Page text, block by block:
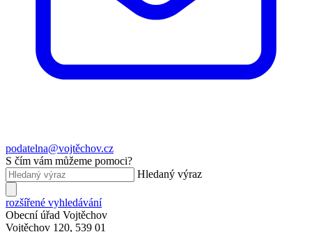
podatelna@vojtěchov.cz
S čím vám můžeme pomoci?
Hledaný výraz
rozšířené vyhledávání
Obecní úřad Vojtěchov
Vojtěchov 120, 539 01